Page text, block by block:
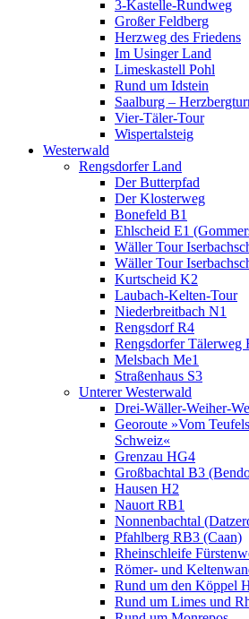
3-Kastelle-Rundweg
Großer Feldberg
Herzweg des Friedens
Im Usinger Land
Limeskastell Pohl
Rund um Idstein
Saalburg –
Vier-Täler-Tour
Wispertalsteig
Westerwald
Rengsdorfer Land
Der Butterpfad
Der Klosterweg
Bonefeld B1
Ehlscheid E1
Wäller Tour
Wäller Tour
Kurtscheid K2
Laubach-Kelten-Tour
Niederbreitbach N1
Rengsdorf R4
Rengsdorfer Tälerweg
Melsbach Me1
Straßenhaus S3
Unterer Westerwald
Drei-Wäller-Weiher-
Georoute »Vom
Schweiz«
Grenzau HG4
Großbachtal B3
Hausen H2
Nauort RB1
Nonnenbachtal
Pfahlberg RB3 (Caan)
Rheinschleife
Römer- und
Rund um den Köppel
Rund um Limes und